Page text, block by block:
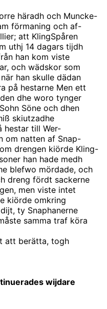
häradh och Muncke-
förmaning och af-
att KlingSpåren
uthj 14 dagars tijdh
han kom viste
och wädskor som
han skulle dädan
på hestarne Men ett
dhe woro tynger
Söne och dhen
skiutzadhe
hestar till Wer-
om natten af Snap-
drengen kiörde Kling-
han hade medh
blefwo mördade, och
dreng fördt sackerne
men viste intet
kiörde omkring
ty Snaphanerne
samma traf köra
att berätta, togh
wijdare